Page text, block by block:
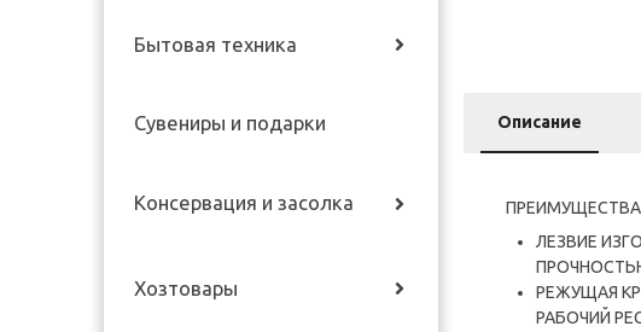
Бытовая техника
Сувениры и подарки
Консервация и засолка
Хозтовары
Описание
ПРЕИМУЩЕСТВА
ЛЕЗВИЕ
РЕЖУЩАЯ
РАБОЧИЙ